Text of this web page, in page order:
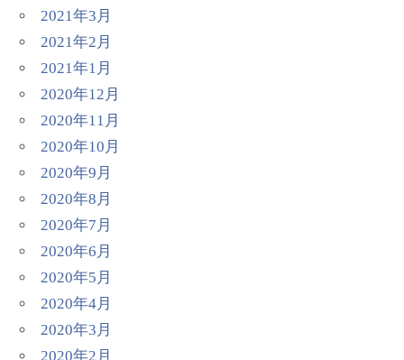
2021年3月
2021年2月
2021年1月
2020年12月
2020年11月
2020年10月
2020年9月
2020年8月
2020年7月
2020年6月
2020年5月
2020年4月
2020年3月
2020年2月